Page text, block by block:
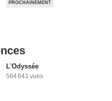
PROCHAINEMENT
L'Odyssée
564 643 vues